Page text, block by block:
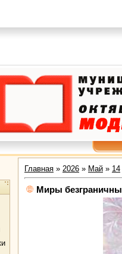
Главная » 2026 » Май » 14
Миры безграничны